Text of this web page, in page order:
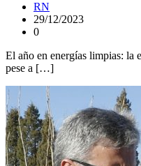
RN
29/12/2023
0
El año en energías limpias: la
pese a […]